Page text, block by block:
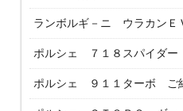
ランボルギ－ニ ウラカン
ポルシェ ７１８スパイダ
ポルシェ ９１１ターボ ご